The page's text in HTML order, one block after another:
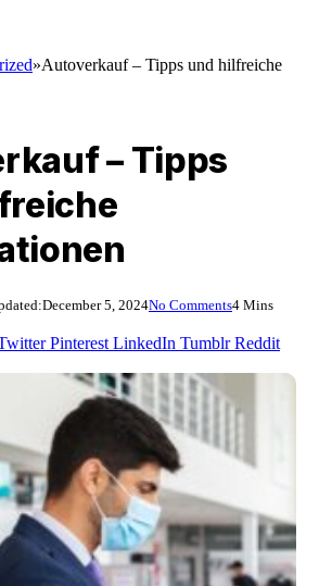
»Autoverkauf – Tipps und hilfreiche
– Tipps
December 5, 2024No Comments4 Mins
Pinterest LinkedIn Tumblr Reddit